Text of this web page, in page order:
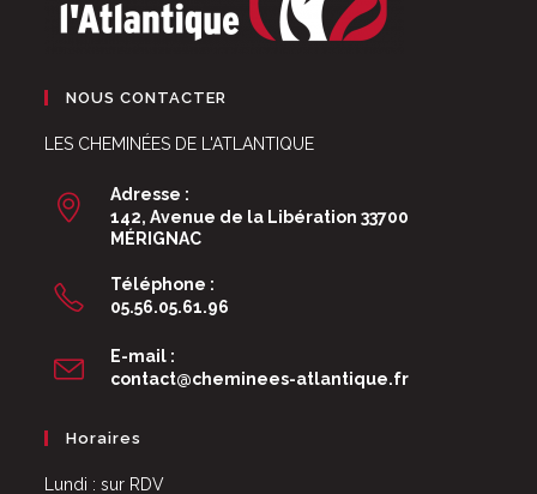
NOUS CONTACTER
LES CHEMINÉES DE L'ATLANTIQUE
Adresse :
142, Avenue de la Libération 33700
MÉRIGNAC
Téléphone :
05.56.05.61.96
E-mail :
contact@cheminees-atlantique.frS’ouvre
Horaires
Lundi : sur RDV